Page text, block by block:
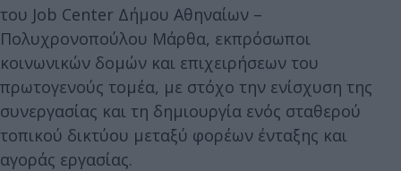
του Job Center Δήμου Αθηναίων –
Πολυχρονοπούλου Μάρθα, εκπρόσωποι
κοινωνικών δομών και επιχειρήσεων του
πρωτογενούς τομέα, με στόχο την ενίσχυση της
συνεργασίας και τη δημιουργία ενός σταθερού
τοπικού δικτύου μεταξύ φορέων ένταξης και
αγοράς εργασίας.